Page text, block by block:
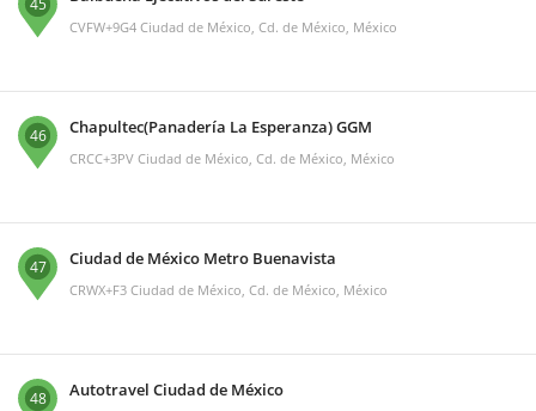
45
CVFW+9G4 Ciudad de México, Cd. de México, México
46 Chapultec(Panadería La Esperanza) GGM
CRCC+3PV Ciudad de México, Cd. de México, México
47 Ciudad de México Metro Buenavista
CRWX+F3 Ciudad de México, Cd. de México, México
48 Autotravel Ciudad de México